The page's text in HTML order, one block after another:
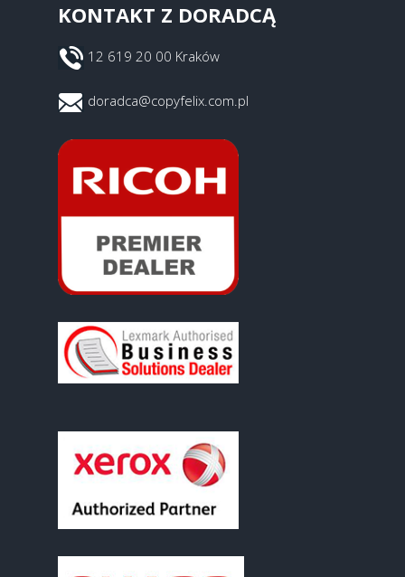
KONTAKT Z DORADCĄ
12 619 20 00 Kraków
doradca@copyfelix.com.pl